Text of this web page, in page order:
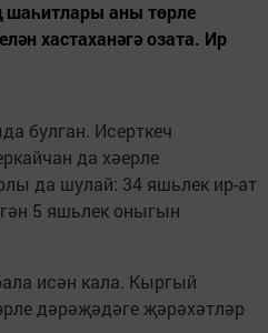
шаһитлары аны төрле
хастаханәгә озата. Ир
булган. Исерткеч
да хәерле
да шулай: 34 яшьлек ир-ат
5 яшьлек оныгын
исән кала. Кыргый
дәрәҗәдәге җәрәхәтләр